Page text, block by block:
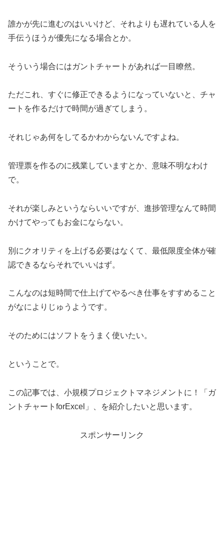
誰かが先に進むのはいいけど、それよりも遅れている人を
手伝うほうが優先になる場合とか。
そういう場合にはガントチャートがあれば一目瞭然。
ただこれ、すぐに修正できるようになっていないと、チャ
ートを作るだけで時間が過ぎてしまう。
それじゃあ何をしてるかわからないんですよね。
管理票を作るのに残業していますとか、意味不明なわけ
で。
それが楽しみというならいいですが、進捗管理なんて時間
かけてやってもお金にならない。
別にクオリティを上げる必要はなくて、最低限度全体が確
認できるならそれでいいはず。
こんなのは短時間で仕上げてやるべき仕事をすすめること
がなによりじゅうようです。
そのためにはソフトをうまく使いたい。
ということで。
この記事では、小規模プロジェクトマネジメントに！「ガ
ントチャートforExcel」、を紹介したいと思います。
スポンサーリンク